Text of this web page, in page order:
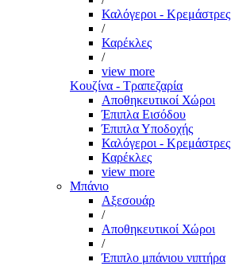
Καλόγεροι - Κρεμάστρες
/
Καρέκλες
/
view more
Κουζίνα - Τραπεζαρία
Αποθηκευτικοί Χώροι
Έπιπλα Εισόδου
Έπιπλα Υποδοχής
Καλόγεροι - Κρεμάστρες
Καρέκλες
view more
Μπάνιο
Αξεσουάρ
/
Αποθηκευτικοί Χώροι
/
Έπιπλο μπάνιου νιπτήρα